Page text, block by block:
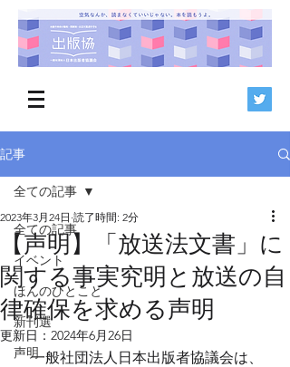
記事
全ての記事
イベント
ほんのひとこと
新刊選
声明
全ての記事
【声明】「放送法文書」に
関する事実究明と放送の自
律確保を求める声明
2023年3月24日 読了時間: 2分
更新日： 2024年6月26日
一般社団法人日本出版者協議会は、